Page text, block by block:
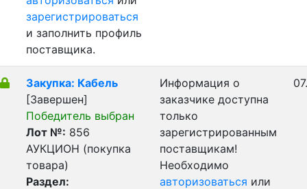
зарегистрироваться
и заполнить профиль
поставщика.
Закупка: Кабель
[Завершен]
Победитель выбран
Лот №: 856
АУКЦИОН (покупка
товара)
Раздел:
Информация о
заказчике доступна
только
зарегистрированным
поставщикам!
Необходимо
авторизоваться или